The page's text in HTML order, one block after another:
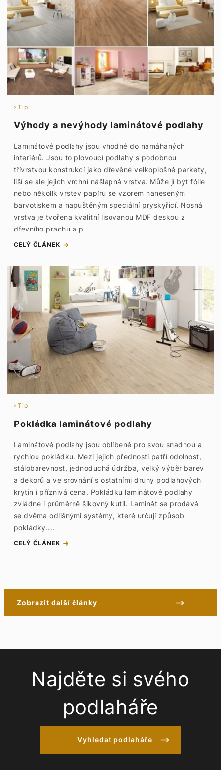
Tip
Výhody a nevýhody laminátové podlahy
Laminátové podlahy jsou vhodné do namáhaných
interiérů. Jsou to plovoucí podlahy s podobnou
třívrstvou konstrukcí jako dřevěné velkoplošné parkety,
liší se ale jejich vrchní nášlapná vrstva. Může jí být fólie
nebo několik vrstev papíru se vzorem naneseným
barvotiskem a napuštěným speciální pryskyřicí. Nosná
vrstva je tvořena kvalitní lisovanou MDF deskou z
dřevního prachu a p..
CELÝ ČLÁNEK
Tip
Pokládka laminátové podlahy
Laminátové podlahy jsou oblíbené pro svou snadnou a
rychlou pokládku. Mezi jejich přednosti patří odolnost,
stálobarevnost, jednoduchá údržba, velký výběr barev
a dekorů a ve srovnání s ostatními druhy podlahových
krytin i příznivá cena. Pokládku laminátové podlahy
zvládne i průměrně šikovný kutil. Laminát se prodává
se dvěma odlišnými systémy, které určují způsob
pokládky....
CELÝ ČLÁNEK
Zobrazit další články
Najděte si svého
podlaháře
Vyhledat podlaháře